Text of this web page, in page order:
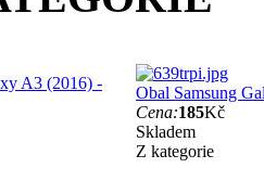
A3 (2016) -
Obal Samsung
Cena:185Kč
Skladem
Z kategorie